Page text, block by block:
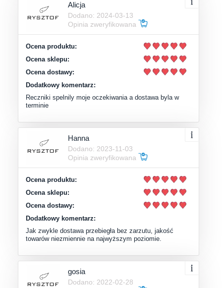
Alicja
Dodano: 2024-03-13
Opinia zweryfikowana
Ocena produktu:
Ocena sklepu:
Ocena dostawy:
Dodatkowy komentarz:
Reczniki spelnily moje oczekiwania a dostawa byla w
terminie
Hanna
Dodano: 2023-11-03
Opinia zweryfikowana
Ocena produktu:
Ocena sklepu:
Ocena dostawy:
Dodatkowy komentarz:
Jak zwykle dostawa przebiegła bez zarzutu, jakość
towarów niezmiennie na najwyższym poziomie.
gosia
Dodano: 2022-02-28